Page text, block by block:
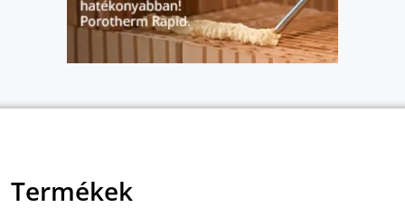
Termékek